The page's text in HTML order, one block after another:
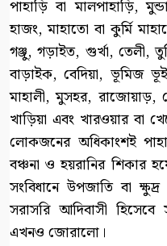
পাহাড়ি বা মালপাহাড়ি,
হাজং, মাহাতো বা কুর্মি
গঞ্জু, গড়াইত, গুর্খা, তেলী,
বাড়াইক, বেদিয়া, ভূমিজ
মাহালী, মুসহর, রাজোয়াড়,
খাড়িয়া এবং খারওয়ার বা
লোকজনের অধিকাংশই
বঞ্চনা ও হয়রানির শিকার
সংবিধানে উপজাতি বা
সরাসরি আদিবাসী হিসেবে
এখনও জোরালো।